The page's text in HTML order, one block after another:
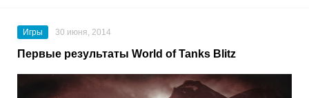
Игры 30 июня, 2014
Первые результаты World of Tanks Blitz